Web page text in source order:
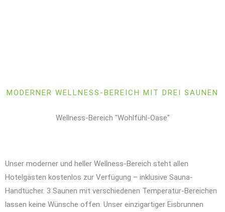
MODERNER WELLNESS-BEREICH MIT DREI SAUNEN
Wellness-Bereich "Wohlfühl-Oase"
Unser moderner und heller Wellness-Bereich steht allen
Hotelgästen kostenlos zur Verfügung – inklusive Sauna-
Handtücher. 3 Saunen mit verschiedenen Temperatur-Bereichen
lassen keine Wünsche offen. Unser einzigartiger Eisbrunnen